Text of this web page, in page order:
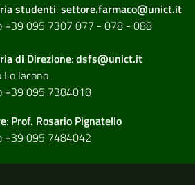
studenti:settore.farmaco@unict.it
+39 095 7307 077 - 078 - 088
di Direzione:dsfs@unict.it
Lo Iacono
+39 095 7384018
: Prof. Rosario Pignatello
+39 095 7484042